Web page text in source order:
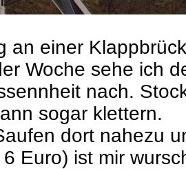
an einer
Woche sehe ich
nach.
sogar klettern.
dort nahezu
Euro) ist mir